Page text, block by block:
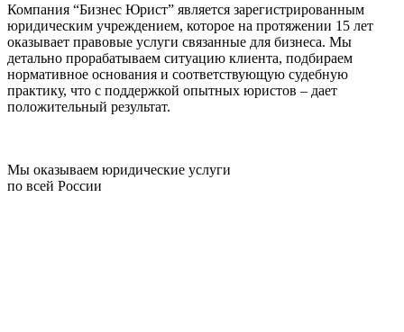
Компания “Бизнес Юрист” является зарегистрированным
юридическим учреждением, которое на протяжении 15 лет
оказывает правовые услуги связанные для бизнеса. Мы
детально прорабатываем ситуацию клиента, подбираем
нормативное основания и соответствующую судебную
практику, что с поддержкой опытных юристов – дает
положительный результат.
Мы оказываем юридические услуги
по всей России